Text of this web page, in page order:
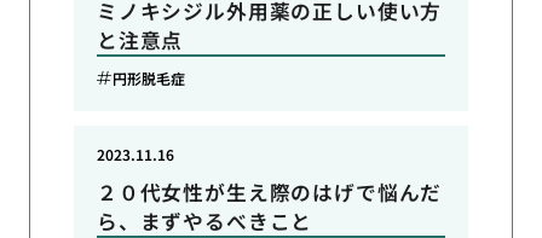
ミノキシジル外用薬の正しい使い方
と注意点
円形脱毛症
２０代女性が生え際のはげで悩んだ
ら、まずやるべきこと
2023.11.16